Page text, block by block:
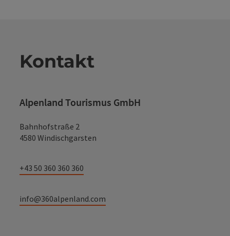
Kontakt
Alpenland Tourismus GmbH
Bahnhofstraße 2
4580 Windischgarsten
+43 50 360 360 360
info@360alpenland.com